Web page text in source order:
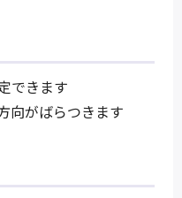
できます
向がばらつきます